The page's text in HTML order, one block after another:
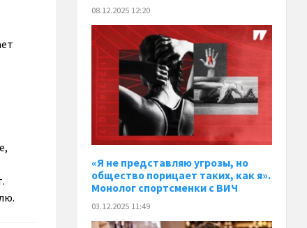
08.12.2025 12:20
«Я не представляю угрозы, но
общество порицает таких, как я».
Монолог спортсменки с ВИЧ
03.12.2025 11:49